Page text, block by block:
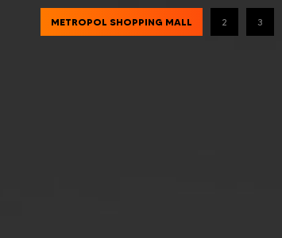
BÜYÜKYALI MIXED USE PROJECT COMPETITION 3